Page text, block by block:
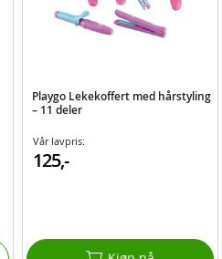
Playgo Lekekoffert med hårstyling
– 11 deler
Vår lavpris:
125,-